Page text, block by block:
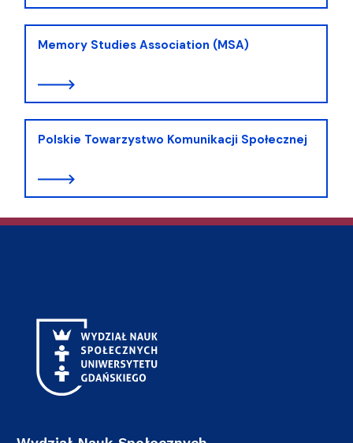
Memory Studies Association (MSA)
Polskie Towarzystwo Komunikacji Społecznej